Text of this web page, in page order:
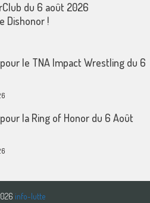
du 6 août 2026
Dishonor !
le TNA Impact Wrestling du 6
la Ring of Honor du 6 Août
info-lutte